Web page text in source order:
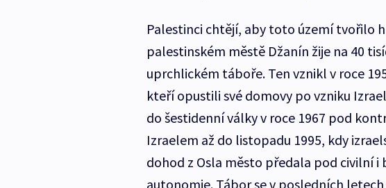
Palestinci chtějí, aby toto území tvořilo
palestinském městě Džanín žije na 40
uprchlickém táboře. Ten vznikl v roce
kteří opustili své domovy po vzniku
do šestidenní války v roce 1967 pod
Izraelem až do listopadu 1995, kdy
dohod z Osla město předala pod civilní
autonomie. Tábor se v posledních